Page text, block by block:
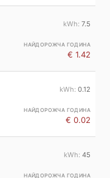
7.5
€ 1.42
0.12
€ 0.02
45